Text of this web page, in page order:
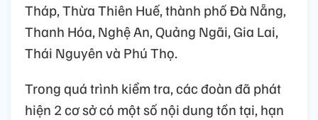
Tháp, Thừa Thiên Huế, thành phố Đà Nẵng,
Thanh Hóa, Nghệ An, Quảng Ngãi, Gia Lai,
Thái Nguyên và Phú Thọ.
Trong quá trình kiểm tra, các đoàn đã phát
hiện 2 cơ sở có một số nội dung tồn tại, hạn